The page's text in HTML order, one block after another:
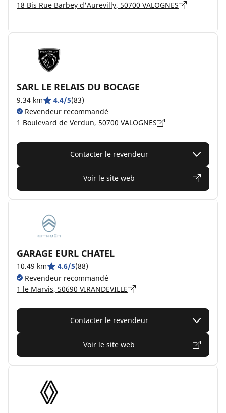
18 Bis Rue Barbey d'Aurevilly, 50700 VALOGNES
SARL LE RELAIS DU BOCAGE
9.34 km 4.4/5(83)
Revendeur recommandé
1 Boulevard de Verdun, 50700 VALOGNES
Contacter le revendeur
Voir le site web
GARAGE EURL CHATEL
10.49 km 4.6/5(88)
Revendeur recommandé
1 le Marvis, 50690 VIRANDEVILLE
Contacter le revendeur
Voir le site web